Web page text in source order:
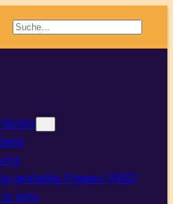
Suchen
gestellte Fragen (FAQ)
is who